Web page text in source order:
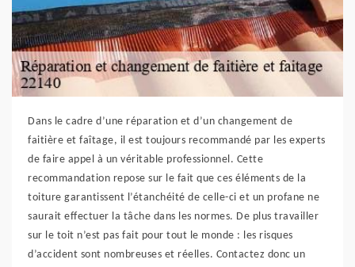
Dans le cadre d’une réparation et d’un changement de
faitière et faîtage, il est toujours recommandé par les experts
de faire appel à un véritable professionnel. Cette
recommandation repose sur le fait que ces éléments de la
toiture garantissent l’étanchéité de celle-ci et un profane ne
saurait effectuer la tâche dans les normes. De plus travailler
sur le toit n’est pas fait pour tout le monde : les risques
d’accident sont nombreuses et réelles. Contactez donc un